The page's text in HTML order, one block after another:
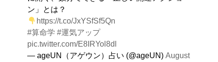
ン」とは？
https://t.co/JxYSfSf5Qn
#算命学 #運気アップ
pic.twitter.com/E8IRYol8dl
— ageUN（アゲウン）占い (@ageUN)August